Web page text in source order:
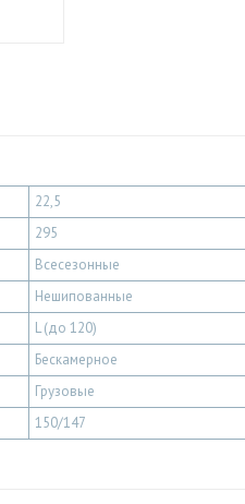
22,5
295
Всесезонные
Нешипованные
L (до 120)
Бескамерное
Грузовые
150/147